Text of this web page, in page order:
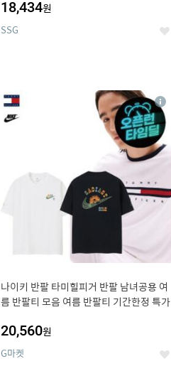
18,434원
SSG 좋
14
나이키 반팔 타미힐피거 반팔 남녀공용 여
름 반팔티 모음 여름 반팔티 기간한정 특가
20,560원
G마켓 좋
상
세